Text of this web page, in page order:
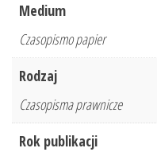
Medium
Czasopismo papier
Rodzaj
Czasopisma prawnicze
Rok publikacji